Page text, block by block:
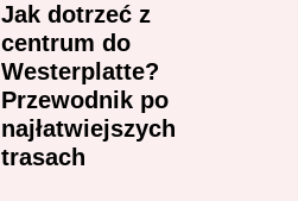
Jak dotrzeć z
centrum do
Westerplatte?
Przewodnik po
najłatwiejszych
trasach